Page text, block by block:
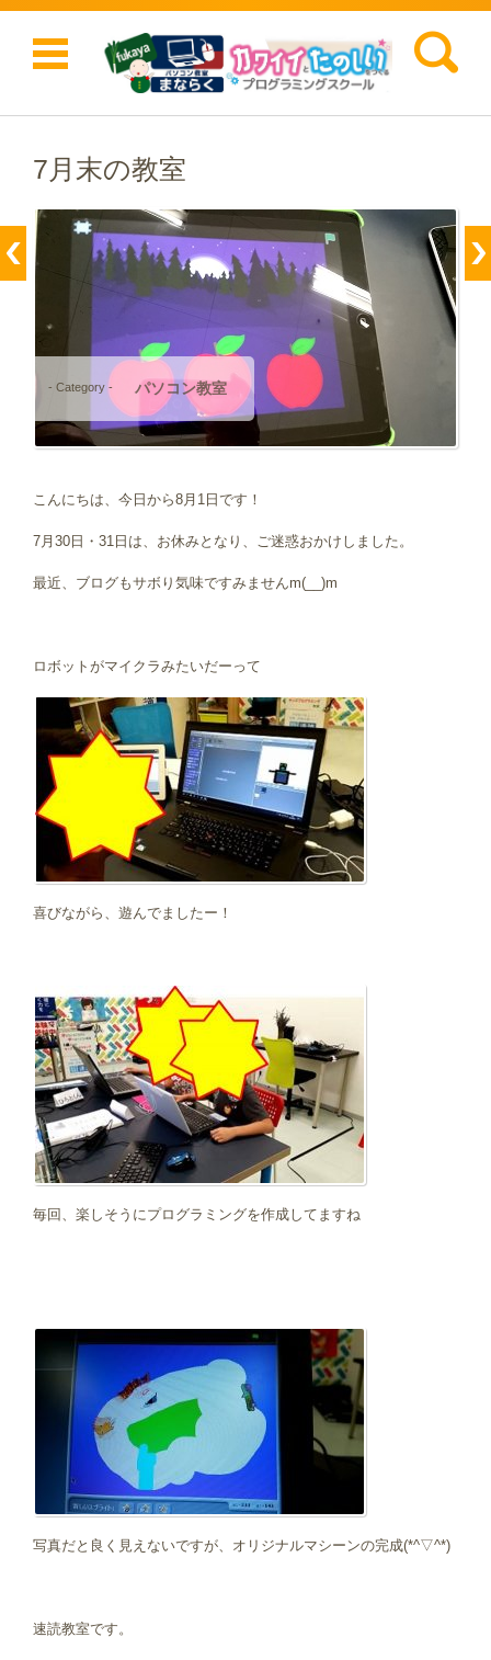
検索:
コンテンツに移動
7月末の教室
- Category - パソコン教室
こんにちは、今日から8月1日です！
7月30日・31日は、お休みとなり、ご迷惑おかけしました。
最近、ブログもサボり気味ですみませんm(__)m
ロボットがマイクラみたいだーって
喜びながら、遊んでましたー！
毎回、楽しそうにプログラミングを作成してますね
写真だと良く見えないですが、オリジナルマシーンの完成(*^▽^*)
速読教室です。